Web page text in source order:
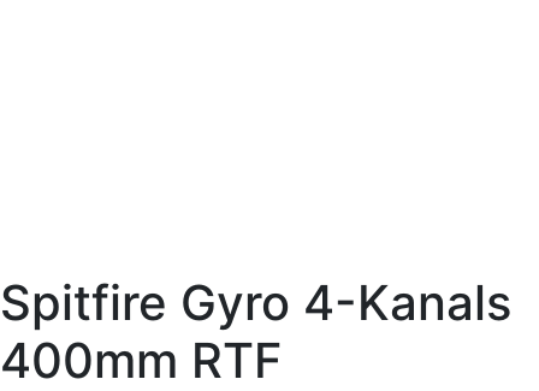
Spitfire Gyro 4-Kanals
400mm RTF